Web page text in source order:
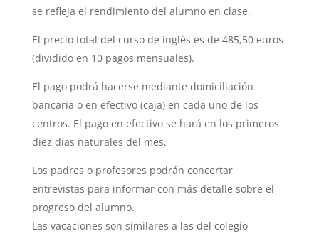
se refleja el rendimiento del alumno en clase.
El precio total del curso de inglés es de 485,50 euros
(dividido en 10 pagos mensuales).
El pago podrá hacerse mediante domiciliación
bancaria o en efectivo (caja) en cada uno de los
centros. El pago en efectivo se hará en los primeros
diez días naturales del mes.
Los padres o profesores podrán concertar
entrevistas para informar con más detalle sobre el
progreso del alumno.
Las vacaciones son similares a las del colegio –